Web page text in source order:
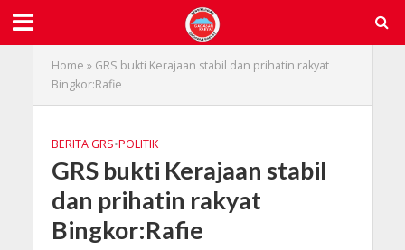
Home » GRS bukti Kerajaan stabil dan prihatin rakyat
Bingkor:Rafie
BERITA GRS•POLITIK
GRS bukti Kerajaan stabil
dan prihatin rakyat
Bingkor:Rafie